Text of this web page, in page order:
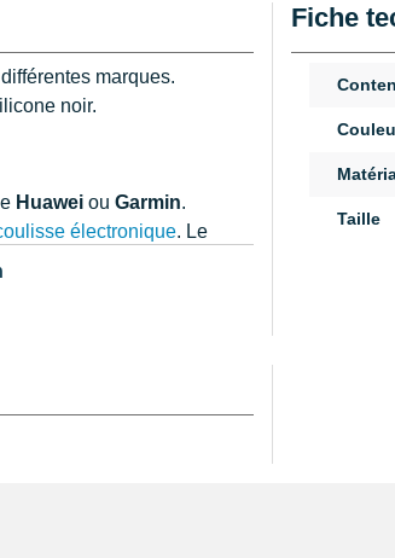
marques.
noir.
Huawei ou Garmin.
électronique. Le
vous ne savez pas
Fiche
Taille